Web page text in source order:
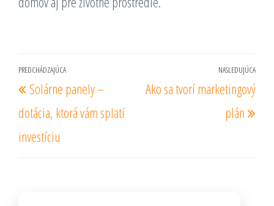
Navigácia
v
článku
Predchádzajúci
príspevok
PREDCHÁDZAJÚCA
Solárne panely –
dotácia, ktorá vám splatí
investíciu
NASLEDUJÚCA
Ako sa tvorí marketingový
plán